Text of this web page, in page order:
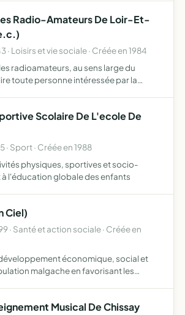
Radio-Amateurs De Loir-Et-
· Loisirs et vie sociale · Créée en 1984
radioamateurs, au sens large du
toute personne intéressée par la
Scolaire De L'ecole De
· Sport · Créée en 1988
physiques, sportives et socio-
l'éducation globale des enfants
Ciel)
· Santé et action sociale · Créée en
économique, social et
malgache en favorisant les
Musical De Chissay